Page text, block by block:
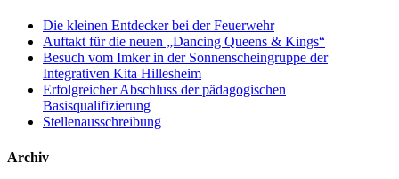
Die kleinen Entdecker bei der Feuerwehr
Auftakt für die neuen „Dancing Queens & Kings“
Besuch vom Imker in der Sonnenscheingruppe der
Integrativen Kita Hillesheim
Erfolgreicher Abschluss der pädagogischen
Basisqualifizierung
Stellenausschreibung
Archiv